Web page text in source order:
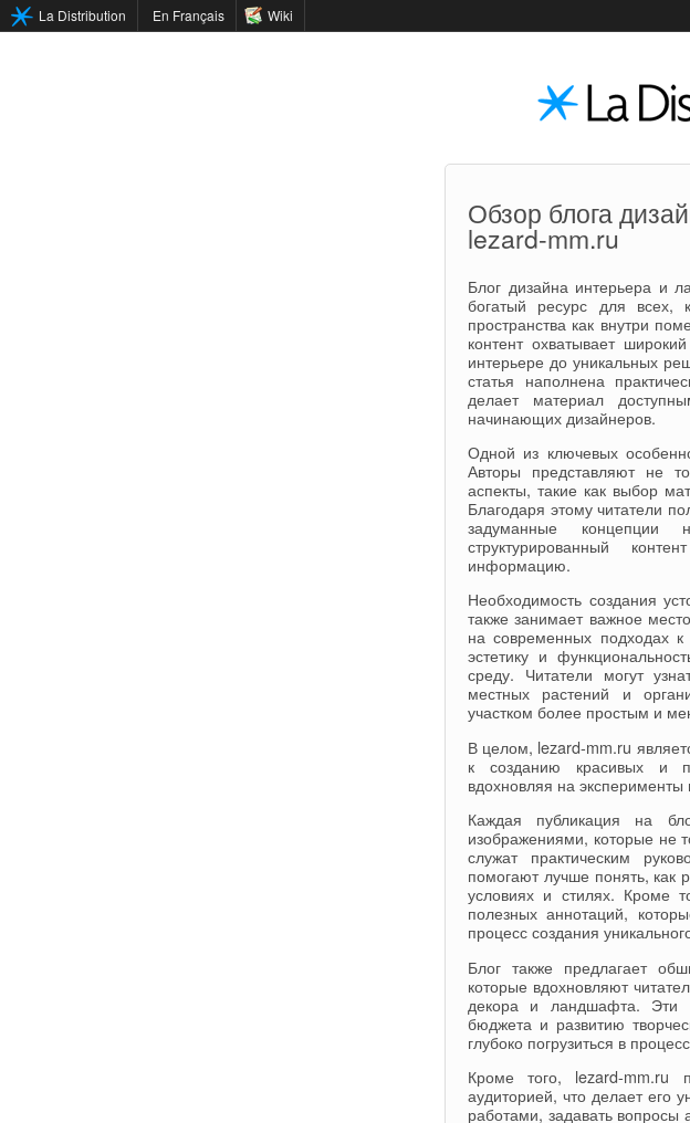
La Distribution En Français Wiki
Обзор блога
lezard-mm.ru
Блог дизайна интерьера и
богатый ресурс для всех,
пространства как внутри
контент охватывает
интерьере до уникальных
статья наполнена
делает материал
начинающих дизайнеров.
Одной из ключевых
Авторы представляют не
аспекты, такие как выбор
Благодаря этому читатели
задуманные
структурированный
информацию.
Необходимость создания
также занимает важное
на современных подходах
эстетику и
среду. Читатели могут
местных растений и
участком более простым и
В целом, lezard-mm.ru
к созданию красивых и
вдохновляя на
Каждая публикация на
изображениями, которые не
служат практическим
помогают лучше понять, как
условиях и стилях. Кроме
полезных аннотаций,
процесс создания
Блог также предлагает
которые вдохновляют
декора и ландшафта. Эти
бюджета и развитию
глубоко погрузиться в
Кроме того, lezard-mm.ru
аудиторией, что делает его
работами, задавать вопросы